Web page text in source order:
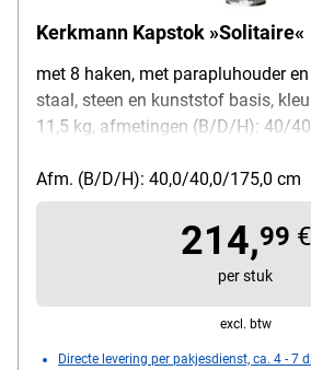
Kerkmann Kapstok »Solitaire«
met 8 haken, met parapluhouder
staal, steen en kunststof basis,
11,5 kg, afmetingen (B/D/H): 40/
Afm. (B/D/H): 40,0/40,0/175,0 cm
214,99 €
per stuk
excl. btw
Directe levering per pakjesdienst, ca. 4 - 7